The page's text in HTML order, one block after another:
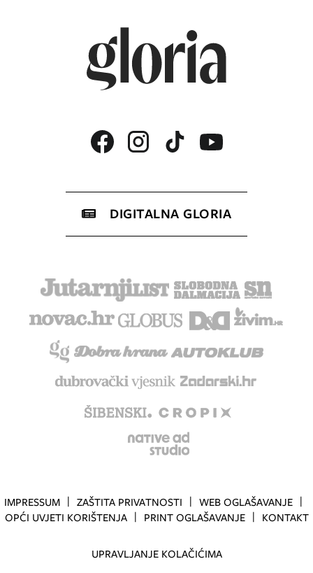
DIGITALNA GLORIA
IMPRESSUM ZAŠTITA PRIVATNOSTI
WEB OGLAŠAVANJE
OPĆI UVJETI KORIŠTENJA
PRINT OGLAŠAVANJE KONTAKT
UPRAVLJANJE KOLAČIĆIMA